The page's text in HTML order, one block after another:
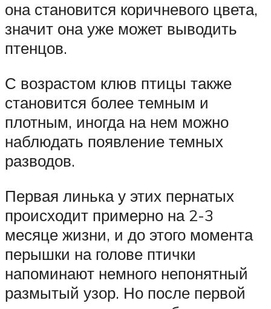
она становится коричневого цвета,
значит она уже может выводить
птенцов.
С возрастом клюв птицы также
становится более темным и
плотным, иногда на нем можно
наблюдать появление темных
разводов.
Первая линька у этих пернатых
происходит примерно на 2-3
месяце жизни, и до этого момента
перышки на голове птички
напоминают немного непонятный
размытый узор. Но после первой